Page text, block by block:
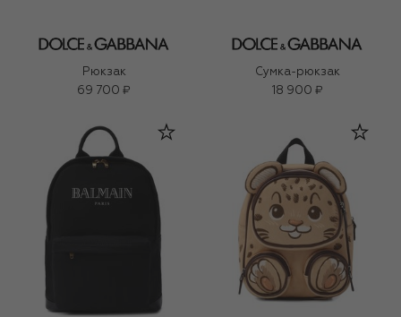
Рюкзак
69 700 ₽
Сумка-рюкзак
18 900 ₽